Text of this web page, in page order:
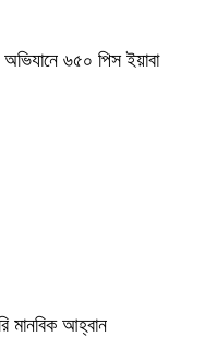
৬৫০ পিস ইয়াবা
মানবিক আহ্বান